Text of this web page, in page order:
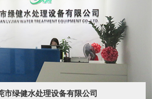
市绿健水处理设备有限公司